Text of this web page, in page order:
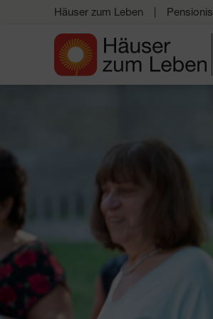
Häuser zum Leben